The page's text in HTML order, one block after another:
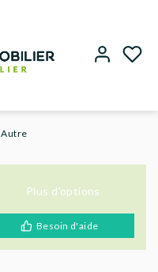
Autre
Plus d'options
Besoin d'aide